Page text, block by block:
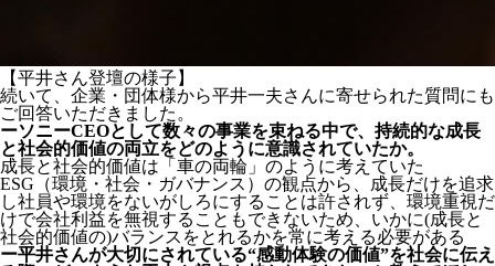
【平井さん登壇の様子】
続いて、企業・団体様から平井一夫さんに寄せられた質問にも
ご回答いただきました。
ーソニーCEOとして数々の事業を束ねる中で、持続的な成長
と社会的価値の両立をどのように意識されていたか。
成長と社会的価値は「車の両輪」のように考えていた
ESG（環境・社会・ガバナンス）の観点から、成長だけを追求
し社員や環境をないがしろにすることは許されず、環境重視だ
けで会社利益を無視することもできないため、いかに(成長と
社会的価値の)バランスをとれるかを常に考える必要がある
ー平井さんが大切にされている“感動体験の価値”を社会に伝え